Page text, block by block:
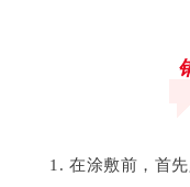
在涂敷前，首